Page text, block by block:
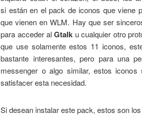
si están en el pack de iconos que viene
que vienen en WLM. Hay que ser
para acceder alGtalk u cualquier otro
que use solamente estos 11 iconos,
bastante interesantes, pero para una
messenger o algo similar, estos
satisfacer esta necesidad.
Si desean instalar este pack, estos son